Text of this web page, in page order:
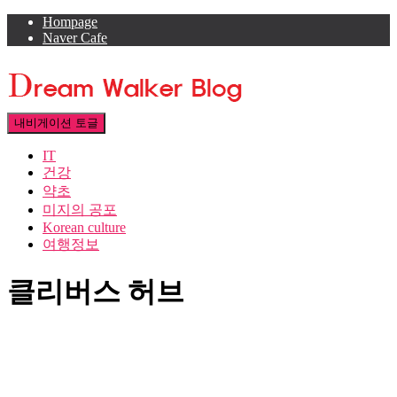
Hompage
Naver Cafe
내비게이션 토글
IT
건강
약초
미지의 공포
Korean culture
여행정보
클리버스 허브